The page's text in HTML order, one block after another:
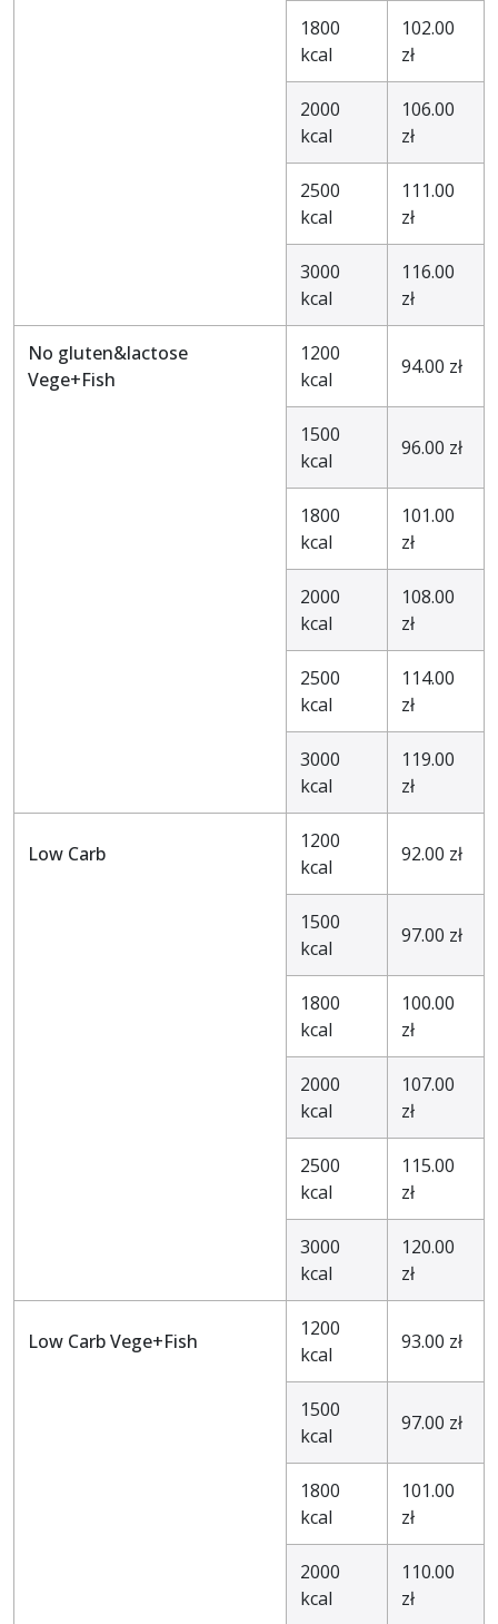
1800
kcal
102.00
zł
2000
kcal
106.00
zł
2500
kcal
111.00
zł
3000
kcal
116.00
zł
No gluten&lactose
Vege+Fish
1200
kcal
94.00 zł
1500
kcal
96.00 zł
1800
kcal
101.00
zł
2000
kcal
108.00
zł
2500
kcal
114.00
zł
3000
kcal
119.00
zł
Low Carb
1200
kcal
92.00 zł
1500
kcal
97.00 zł
1800
kcal
100.00
zł
2000
kcal
107.00
zł
2500
kcal
115.00
zł
3000
kcal
120.00
zł
Low Carb Vege+Fish
1200
kcal
93.00 zł
1500
kcal
97.00 zł
1800
kcal
101.00
zł
2000
kcal
110.00
zł